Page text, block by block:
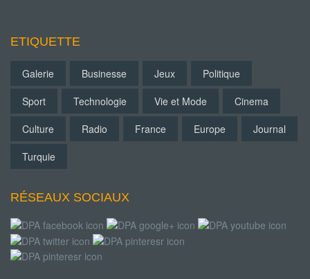
ETIQUETTE
Galerie Businesse Jeux
Politique
Sport
Technologie Vie et Mode
Cinema
Culture
Radio France Europe
Journal
Turquie
RÉSEAUX SOCIAUX